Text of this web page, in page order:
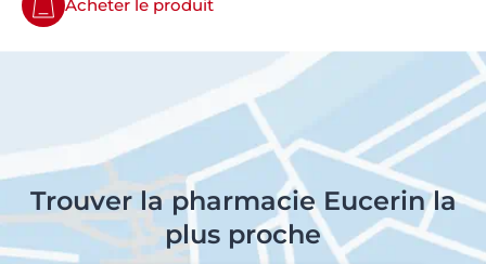
Acheter le produit
Trouver la pharmacie Eucerin la
plus proche